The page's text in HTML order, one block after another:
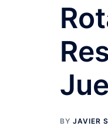
BY JAVIER